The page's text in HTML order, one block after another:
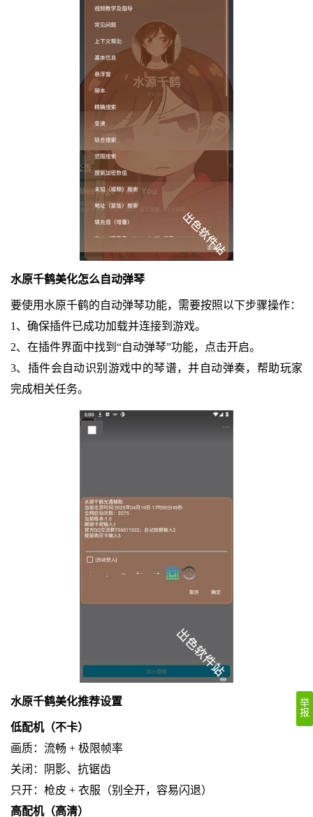
水原千鹤美化怎么自动弹琴
要使用水原千鹤的自动弹琴功能，需要按照以下步骤操作：
1、确保插件已成功加载并连接到游戏。
2、在插件界面中找到“自动弹琴”功能，点击开启。
3、插件会自动识别游戏中的琴谱，并自动弹奏，帮助玩家
完成相关任务。
水原千鹤美化推荐设置
低配机（不卡）
画质：流畅 + 极限帧率
关闭：阴影、抗锯齿
只开：枪皮 + 衣服（别全开，容易闪退）
高配机（高清）
举
报